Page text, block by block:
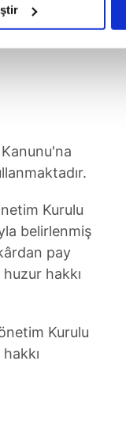
Aydınlatma
tıklayınız
Kurulu
belirlenmiş
pay
hakkı
Kurulu